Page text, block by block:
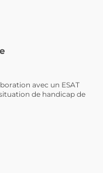
avec un ESAT
de handicap de